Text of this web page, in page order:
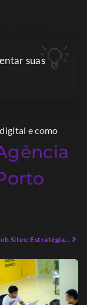
suas
e como
Criação de Web Sites: Estratégias Avançadas para Sucesso Digital